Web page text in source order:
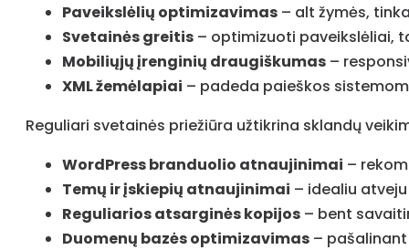
Paveikslėlių optimizavimas – alt žymės,
Svetainės greitis – optimizuoti paveikslėliai,
Mobiliųjų įrenginių draugiškumas –
XML žemėlapiai – padeda paieškos
Reguliari svetainės priežiūra užtikrina sklandų
WordPress branduolio atnaujinimai –
Temų ir įskiepių atnaujinimai – idealiu
Reguliarios atsarginės kopijos – bent
Duomenų bazės optimizavimas –